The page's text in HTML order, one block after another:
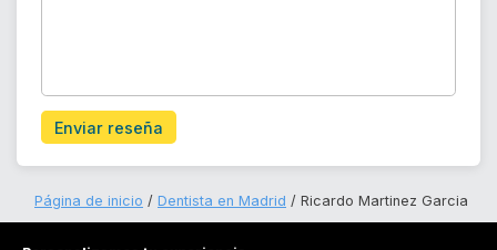
Enviar reseña
Página de inicio Dentista en Madrid Ricardo Martinez Garcia